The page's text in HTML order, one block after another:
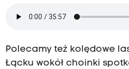
Polecamy też kolędowe
Łącku wokół choinki